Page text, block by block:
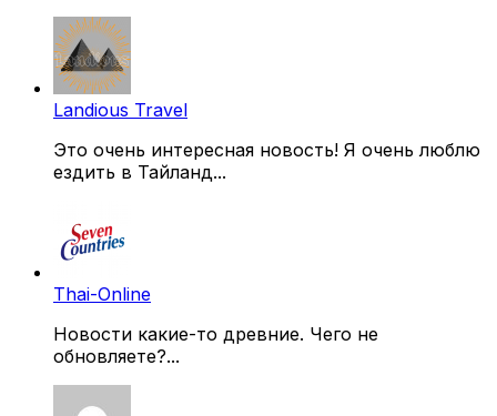
Landious Travel
Это очень интересная новость! Я очень люблю
ездить в Тайланд...
Thai-Online
Новости какие-то древние. Чего не
обновляете?...